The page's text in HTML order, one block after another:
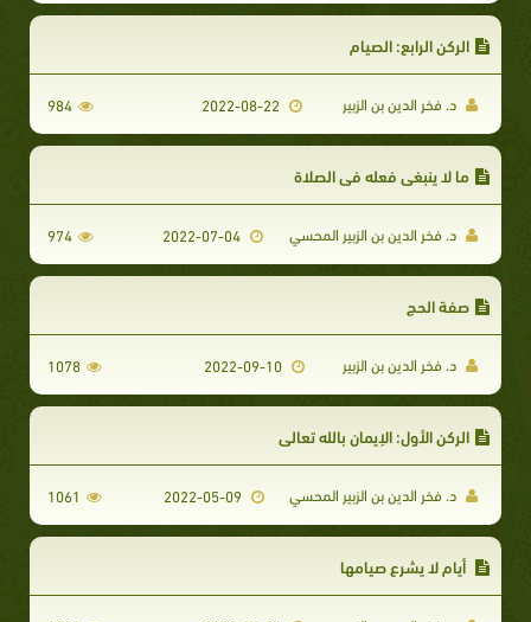
الركن الرابع: الصيام
د. فخر الدين بن الزبير 984
ما لا ينبغي فعله في الصلاة
د. فخر الدين بن الزبير المحسي 2022-07-04
974
صفة الحج
د. فخر الدين بن الزبير 1078
الركن الأول: الإيمان بالله تعالى
د. فخر الدين بن الزبير المحسي 1061
أيام لا يشرع صيامها